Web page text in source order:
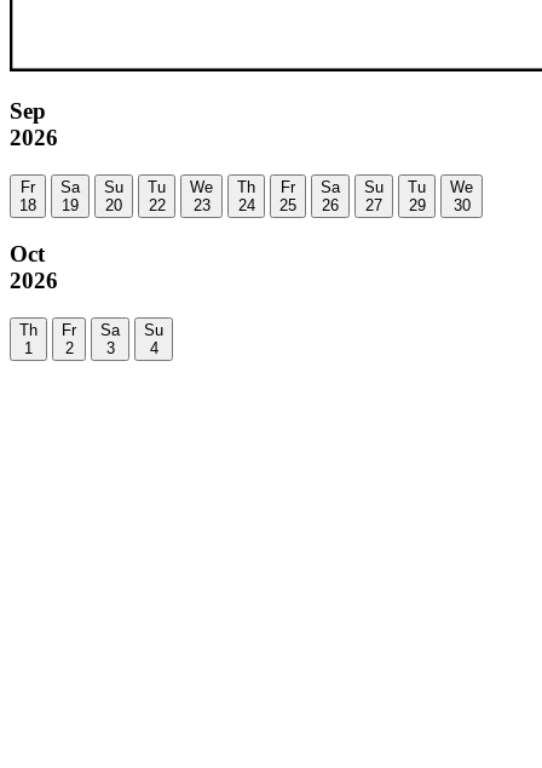
Sep
2026
Fr
18
Sa
19
Su
20
Tu
22
We
23
Th
24
Fr
25
Sa
26
Su
27
Tu
29
We
30
Oct
2026
Th
1
Fr
2
Sa
3
Su
4